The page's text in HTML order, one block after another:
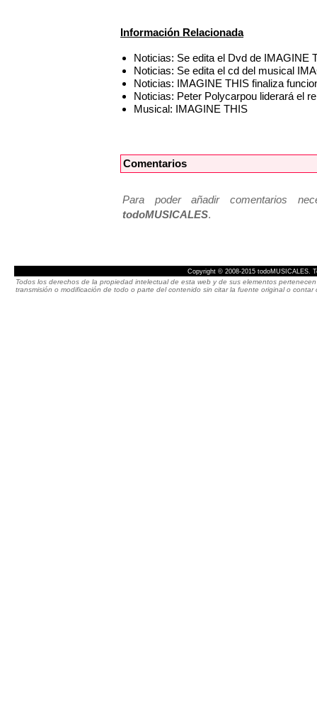
Información Relacionada
Noticias: Se edita el Dvd de IMAGINE
Noticias: Se edita el cd del musical
Noticias: IMAGINE THIS finaliza
Noticias: Peter Polycarpou liderará el
Musical: IMAGINE THIS
Comentarios
Para poder añadir comentarios
todoMUSICALES.
Copyright © 2008-2015 todoMUSICALES.
Todos los derechos de la propiedad intelectual de esta web y de sus elementos
transmisión o modificación de todo o parte del contenido sin citar la fuente original o